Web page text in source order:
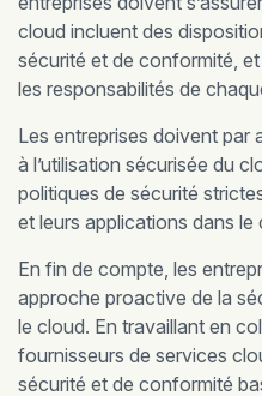
cloud incluent des
sécurité et de conformité,
les responsabilités de
Les entreprises doivent par
à l’utilisation sécurisée du
politiques de sécurité
et leurs applications dans le
En fin de compte, les
approche proactive de la
le cloud. En travaillant en
fournisseurs de services
sécurité et de conformité